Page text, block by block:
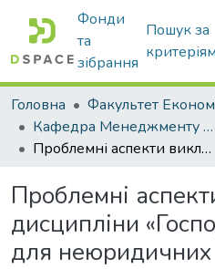
Фонди
та
зібрання
Пошук за
Головна
Кафедра Менеджменту та публічного адміністрування
Проблемні аспекти викладання дисципліни «Господарське право» для неюридичних спеціальностей
Проблемні
дисципліни
для неюридичних